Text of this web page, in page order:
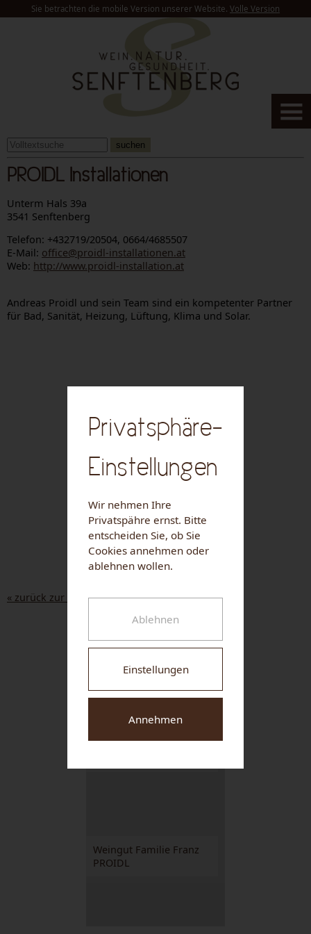
Sie betrachten die mobile Version unserer Website. Volle Version
suchen
PROIDL Installationen
Unterm Hals 39a
3541 Senftenberg
Telefon: +432719/20504, 0664/4685507
E-Mail: office@proidl-installationen.at
Web: http://www.proidl-installation.at
Andreas Proidl und sein Team sind ein kompetenter Partner
für Bad, Sanität, Heizung, Lüftung, Klima und Solar.
« zurück zur Liste
NUHR MEDICAL CENTER
Weingut-Hotel-
Weingut Familie Franz
PROIDL
Privatsphäre-
Einstellungen
Wir nehmen Ihre
Privatspähre ernst. Bitte
entscheiden Sie, ob Sie
Cookies annehmen oder
ablehnen wollen.
Ablehnen
Einstellungen
Annehmen